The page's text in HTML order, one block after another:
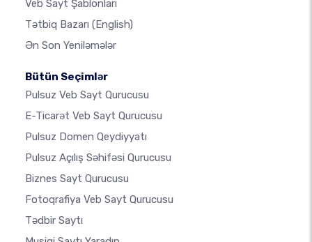
Veb Sayt Şablonları
Tətbiq Bazarı (English)
Ən Son Yeniləmələr
Bütün Seçimlər
Pulsuz Veb Sayt Qurucusu
E-Ticarət Veb Sayt Qurucusu
Pulsuz Domen Qeydiyyatı
Pulsuz Açılış Səhifəsi Qurucusu
Biznes Sayt Qurucusu
Fotoqrafiya Veb Sayt Qurucusu
Tədbir Saytı